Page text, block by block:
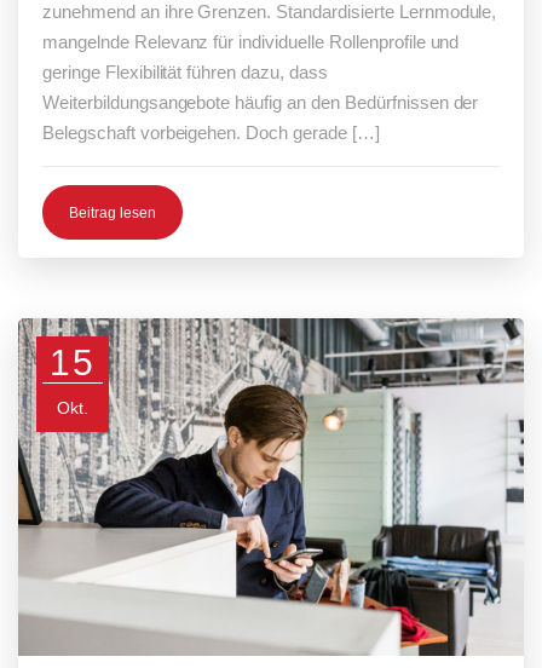
zunehmend an ihre Grenzen. Standardisierte Lernmodule,
mangelnde Relevanz für individuelle Rollenprofile und
geringe Flexibilität führen dazu, dass
Weiterbildungsangebote häufig an den Bedürfnissen der
Belegschaft vorbeigehen. Doch gerade […]
Beitrag lesen
15
Okt.